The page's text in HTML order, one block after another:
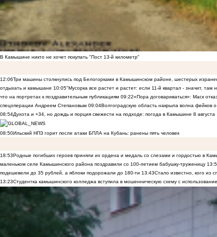
В Камышине никто не хочет покупать "Пост 13-й километр"
12:06Три машины столкнулись под Белогорками в Камышинском районе, шестерых
отдыхать и камышане 10:05"Мусорка все растет и растет: если 11-й квартал - значит,
что на портретах к поздравительным публикациям 09:22«Пора договариваться»: Маск
спецоперации Андреем Степановым 09:04Волгоградскую область накрыла волна фейков
08:54Духота и +34, но дождь и порция свежести на подходе: погода в Камышине 8 августа
08:50Ильский НПЗ горит после атаки БПЛА на Кубань: ранены пять человек
18:53Родные погибших героев приняли их ордена и медаль со слезами и гордостью в
маленьком селе Камышинского района поздравили со 100-летием бабушку-труженицу
подешевели до 35 рублей, а яблоки подорожали до 180-ти 13:43Стало известно, кого из
13:23Студентка камышинского колледжа вступила в мошенническую схему с